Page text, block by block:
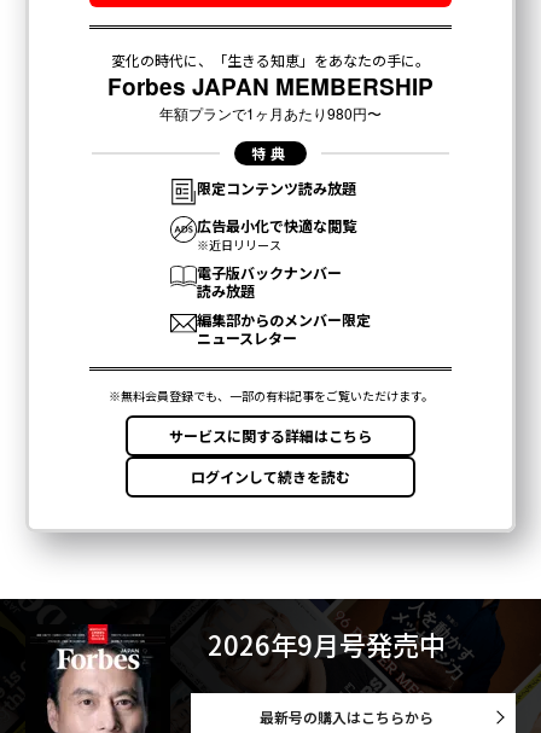
2026年9月号発売中
最新号の購入はこちらから